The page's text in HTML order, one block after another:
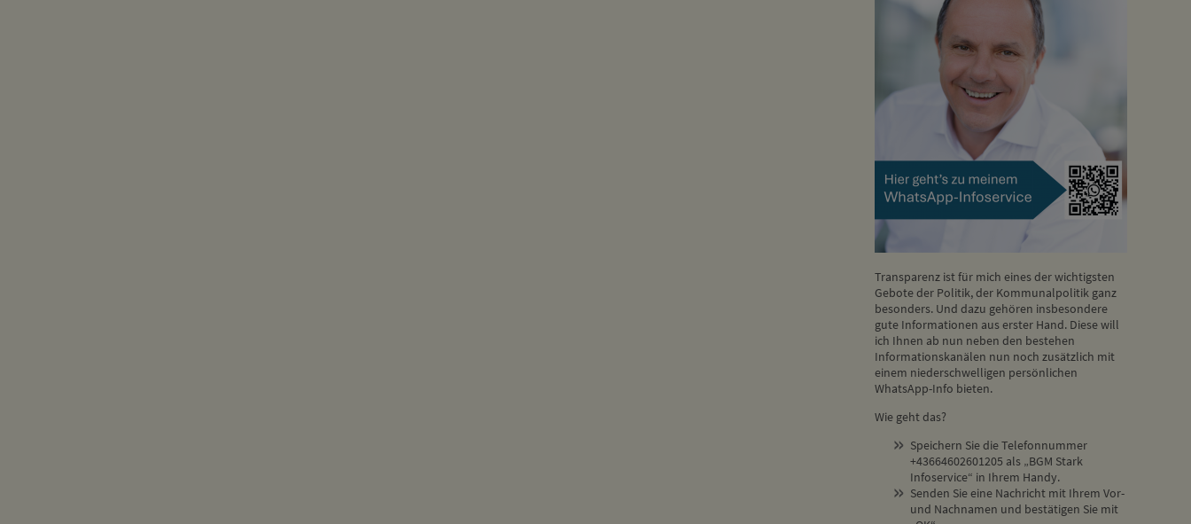
Transparenz ist für mich eines der wichtigsten
Gebote der Politik, der Kommunalpolitik ganz
besonders. Und dazu gehören insbesondere
gute Informationen aus erster Hand. Diese will
ich Ihnen ab nun neben den bestehen
Informationskanälen nun noch zusätzlich mit
einem niederschwelligen persönlichen
WhatsApp-Info bieten.
Wie geht das?
Speichern Sie die Telefonnummer
+43664602601205 als „BGM Stark
Infoservice“ in Ihrem Handy.
Senden Sie eine Nachricht mit Ihrem Vor-
und Nachnamen und bestätigen Sie mit